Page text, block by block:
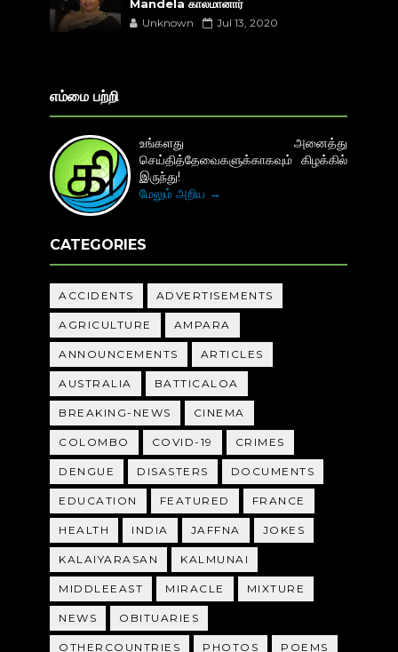
Mandela காலமானார்
Unknown Jul 13, 2020
எம்மை பற்றி
உங்களது அனைத்து
செய்தித்தேவைகளுக்காகவும் கிழக்கில்
இருந்து!
மேலும் அறிய →
CATEGORIES
ACCIDENTS ADVERTISEMENTS
AGRICULTURE AMPARA
ANNOUNCEMENTS ARTICLES
AUSTRALIA BATTICALOA
BREAKING-NEWS CINEMA
COLOMBO COVID-19 CRIMES
DENGUE DISASTERS DOCUMENTS
EDUCATION FEATURED FRANCE
HEALTH INDIA JAFFNA JOKES
KALAIYARASAN KALMUNAI
MIDDLEEAST MIRACLE MIXTURE
NEWS OBITUARIES
OTHERCOUNTRIES PHOTOS POEMS